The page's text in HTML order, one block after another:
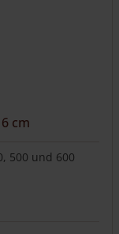
cm
500 und 600